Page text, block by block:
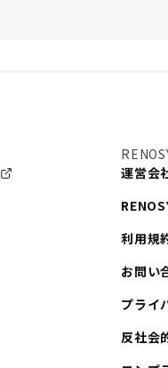
運営会
利用規
お問い
プライ
反社会